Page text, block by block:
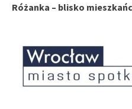
Różanka – blisko